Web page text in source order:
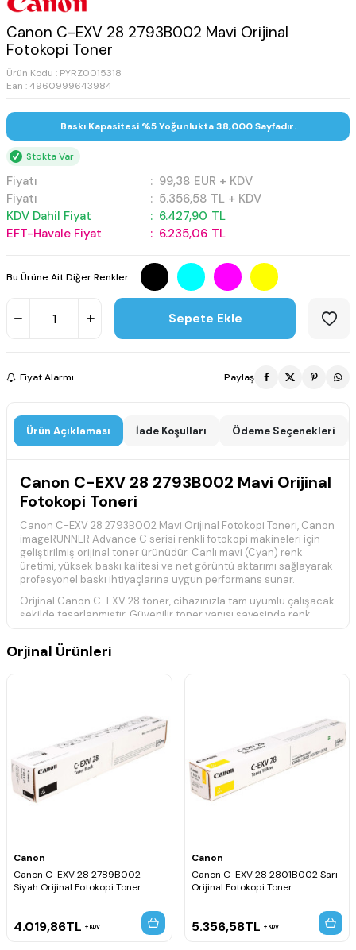
Canon C-EXV 28 2793B002 Mavi Orijinal
Fotokopi Toner
Ürün Kodu : PYRZ0015318
Ean : 4960999643984
Baskı Kapasitesi %5 Yoğunlukta 38,000 Sayfadır.
Stokta Var
Fiyatı : 99,38 EUR + KDV
Fiyatı
: 5.356,58 TL + KDV
KDV Dahil Fiyat
: 6.427,90 TL
EFT-Havale Fiyat
: 6.235,06 TL
Bu Ürüne Ait Diğer Renkler :
Sepete Ekle
Fiyat Alarmı Paylaş
Ürün Açıklaması İade Koşulları Ödeme Seçenekleri
Canon C-EXV 28 2793B002 Mavi Orijinal
Fotokopi Toneri
Canon C-EXV 28 2793B002 Mavi Orijinal Fotokopi Toneri, Canon
imageRUNNER Advance C serisi renkli fotokopi makineleri için
geliştirilmiş orijinal toner ürünüdür. Canlı mavi (Cyan) renk
üretimi, yüksek baskı kalitesi ve net görüntü aktarımı sağlayarak
profesyonel baskı ihtiyaçlarına uygun performans sunar.
Orijinal Canon C-EXV 28 toner, cihazınızla tam uyumlu çalışacak
şekilde tasarlanmıştır. Güvenilir toner yapısı sayesinde renk
kaliteli ve istikrarlı sonuçlar sağlar.
Teknik Özellikler
Baskı Teknolojisi:Lazer
Canon orijinal fotokopi toneridir.
Canlı ve dengeli renk üretimi sağlar.
Yüksek baskı kalitesi ve güvenilir performans sunar.
Uyumlu Canon fotokopi makineleri ile tam uyumludur.
Uyumlu Fotokopi Makinesi Modelleri
Canon imageRUNNER Advance C5051
Canon imageRUNNER Advance C5051i
Canon imageRUNNER Advance C5250
Canon imageRUNNER Advance C5250i
Canon imageRUNNER Advance C5255
Canon imageRUNNER Advance C5255i
Orjinal Ürünleri
Canon
Canon C-EXV 28 2789B002
Siyah Orijinal Fotokopi Toner
4.019,86TL KDV
Canon
Canon C-EXV 28 2801B002 Sarı
Orijinal Fotokopi Toner
5.356,58TL KDV